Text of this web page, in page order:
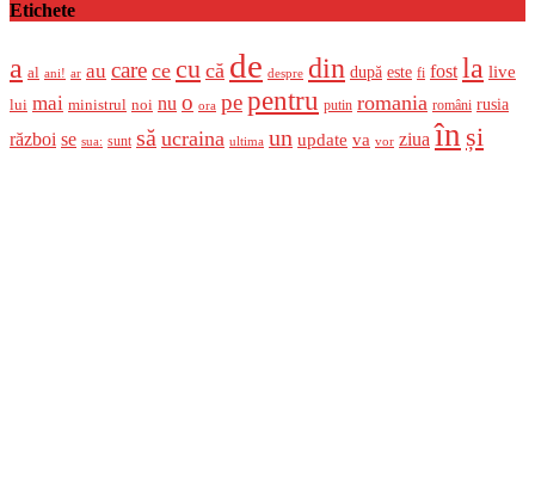
Etichete
a al ani! ar au care ce cu că de despre din după este fi fost la live
lui mai ministrul noi nu o ora pepentru putin romania români rusia
război se sua: sunt să ucraina ultima un update va vor ziua în și